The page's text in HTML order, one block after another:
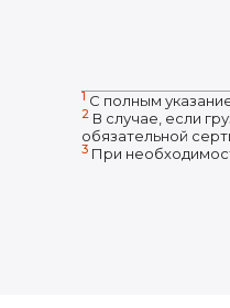
1 С полным
2 В случае, если
обязательной
3 При